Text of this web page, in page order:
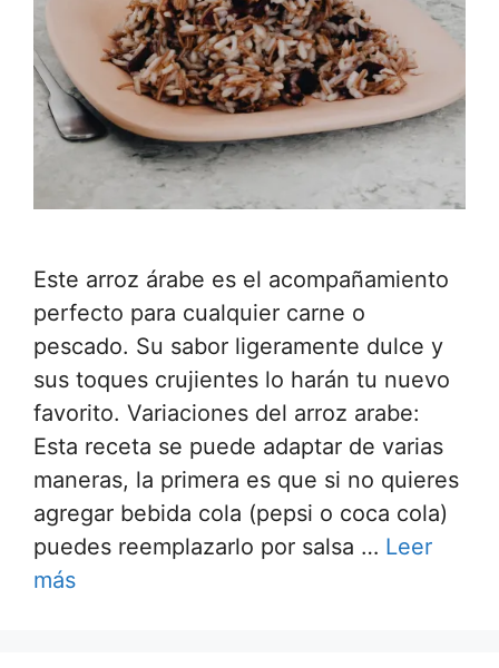
Este arroz árabe es el acompañamiento
perfecto para cualquier carne o
pescado. Su sabor ligeramente dulce y
sus toques crujientes lo harán tu nuevo
favorito. Variaciones del arroz arabe:
Esta receta se puede adaptar de varias
maneras, la primera es que si no quieres
agregar bebida cola (pepsi o coca cola)
puedes reemplazarlo por salsa … Leer
más